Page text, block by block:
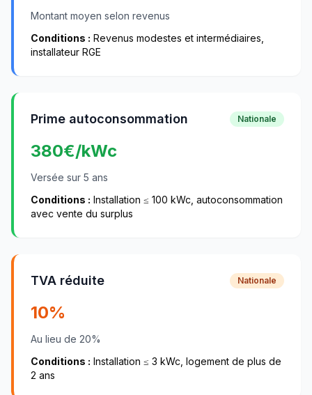
Montant moyen selon revenus
Conditions : Revenus modestes et intermédiaires,
installateur RGE
Prime autoconsommation Nationale
380€/kWc
Versée sur 5 ans
Conditions : Installation ≤ 100 kWc, autoconsommation
avec vente du surplus
TVA réduite Nationale
10%
Au lieu de 20%
Conditions : Installation ≤ 3 kWc, logement de plus de
2 ans